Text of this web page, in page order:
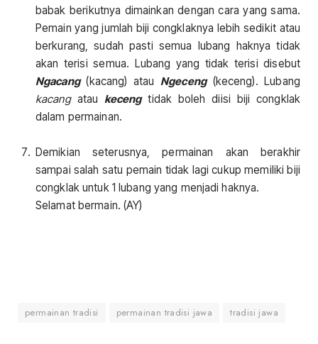
babak berikutnya dimainkan dengan cara yang sama.
Pemain yang jumlah biji congklaknya lebih sedikit atau
berkurang, sudah pasti semua lubang haknya tidak
akan terisi semua. Lubang yang tidak terisi disebut
Ngacang(kacang) atau Ngeceng(keceng). Lubang
kacangatau kecengtidak boleh diisi biji congklak
dalam permainan.
Demikian seterusnya, permainan akan berakhir
sampai salah satu pemain tidak lagi cukup memiliki biji
congklak untuk 1 lubang yang menjadi haknya.
Selamat bermain. (AY)
permainan tradisi permainan tradisi jawa tradisi jawa